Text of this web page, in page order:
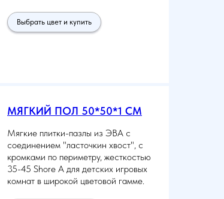
Выбрать цвет и купить
МЯГКИЙ ПОЛ 50*50*1 СМ
Мягкие плитки-пазлы из ЭВА с
соединением "ласточкин хвост", с
кромками по периметру, жесткостью
35-45 Shore A для детских игровых
комнат в широкой цветовой гамме.